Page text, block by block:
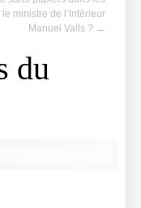
ministre de l’Intérieur
Manuel Valls ? →
du